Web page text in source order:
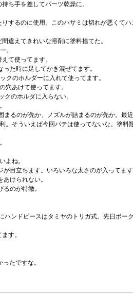
ち手を差してパーツ乾燥に。
るのに使用。このハサミは切れが悪くてハ
違えてきれいな溶剤に塗料捨てた。
。
て使ってます。
た時に足してかき混ぜてます。
のホルダーに入れて使ってます。
あけて使ってます。
のホルダに入らない。
るのが先か、ノズルが詰まるのが先か。最近
そういえば今回パテは使ってないな。塗料
よね。
目立ちます。いろいろな太さのが入ってます
けられない。
のが特徴。
ンドピースはタミヤのトリガ式。先日ボー
す。
たですな。